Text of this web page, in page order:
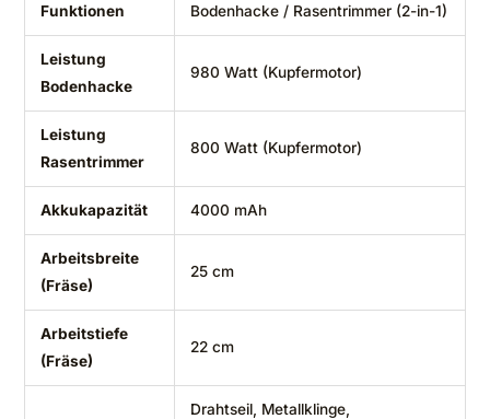
Funktionen Bodenhacke / Rasentrimmer (2-in-1)
Leistung
Bodenhacke
980 Watt (Kupfermotor)
Leistung
Rasentrimmer
800 Watt (Kupfermotor)
Akkukapazität 4000 mAh
Arbeitsbreite
(Fräse)
25 cm
Arbeitstiefe
(Fräse)
22 cm
Drahtseil, Metallklinge,